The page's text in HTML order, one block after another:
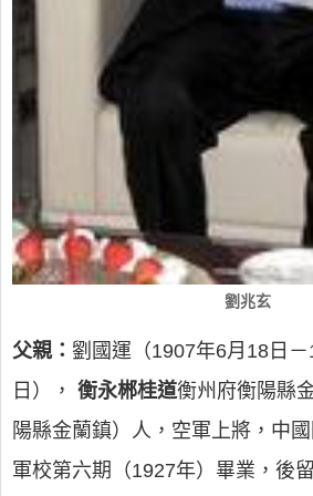
劉兆玄
父親： 劉國運（1907年6月18日
日）， 衡永郴桂道衡州府衡陽縣
陽縣金蘭鎮）人，空軍上將，中
軍校第六期（1927年）畢業，後